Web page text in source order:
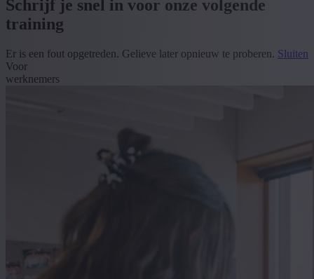
Schrijf je snel in voor onze volgende
training
Er is een fout opgetreden. Gelieve later opnieuw te proberen. Sluiten
Voor
werknemers